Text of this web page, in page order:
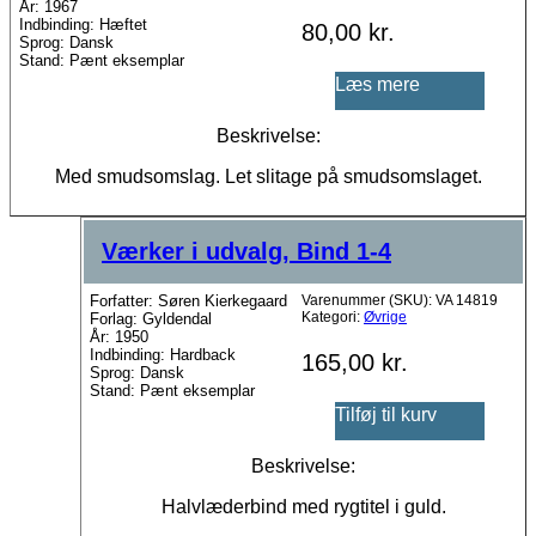
År: 1967
Indbinding: Hæftet
Sprog: Dansk
Stand: Pænt eksemplar
80,00 kr.
Læs mere
Beskrivelse:
Med smudsomslag. Let slitage på smudsomslaget.
Værker i udvalg, Bind 1-4
Forfatter: Søren Kierkegaard
Forlag: Gyldendal
År: 1950
Indbinding: Hardback
Sprog: Dansk
Stand: Pænt eksemplar
Varenummer (SKU): VA 14819
Kategori: Øvrige
165,00 kr.
Tilføj til kurv
Beskrivelse:
Halvlæderbind med rygtitel i guld.